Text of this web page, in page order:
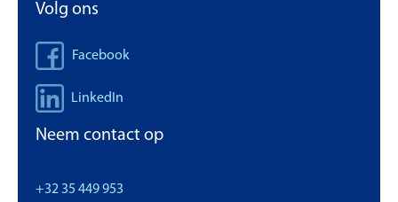
Volg ons
Facebook
LinkedIn
Neem contact op
+32 35 449 953